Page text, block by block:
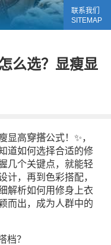
联系我们
SITEMAP
么选？显瘦显
显高穿搭公式！✨，
道如何选择合适的修
几个关键点，就能轻
计，再到色彩搭配，
解析如何用修身上衣
而出，成为人群中的
档？